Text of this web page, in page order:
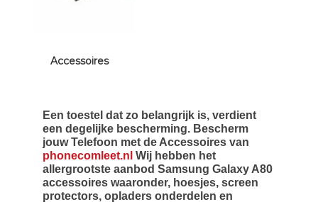
Accessoires
Een toestel dat zo belangrijk is, verdient
een degelijke bescherming. Bescherm
jouw Telefoon met de Accessoires van
phonecomleet.nl Wij hebben het
allergrootste aanbod Samsung Galaxy A80
accessoires waaronder, hoesjes, screen
protectors, opladers onderdelen en